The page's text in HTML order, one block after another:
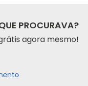
PROCURAVA?
agora mesmo!